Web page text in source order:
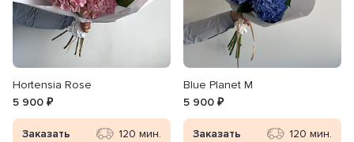
Hortensia Rose
5 900 ₽
Заказать 120 мин.
Blue Planet M
5 900 ₽
Заказать 120 мин.